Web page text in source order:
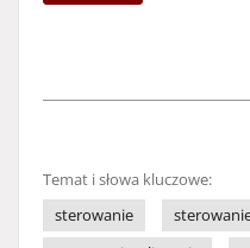
Temat i słowa kluczowe:
sterowanie